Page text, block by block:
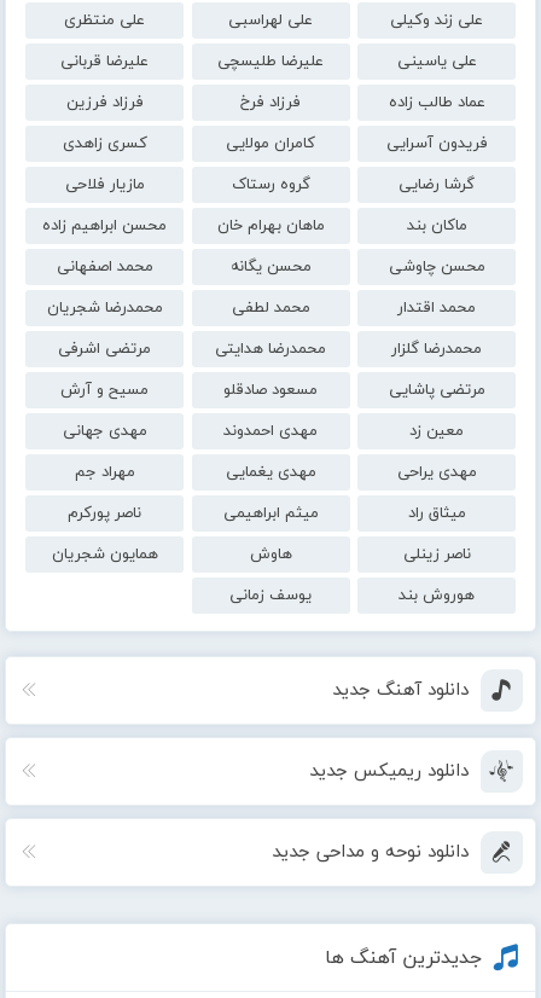
علی زند وکیلی
علی لهراسبی
علی منتظری
علی یاسینی
علیرضا طلیسچی
علیرضا قربانی
عماد طالب زاده
فرزاد فرخ
فرزاد فرزین
فریدون آسرایی
کامران مولایی
کسری زاهدی
گرشا رضایی
گروه رستاک
مازیار فلاحی
ماکان بند
ماهان بهرام خان
محسن ابراهیم زاده
محسن چاوشی
محسن یگانه
محمد اصفهانی
محمد اقتدار
محمد لطفی
محمدرضا شجریان
محمدرضا گلزار
محمدرضا هدایتی
مرتضی اشرفی
مرتضی پاشایی
مسعود صادقلو
مسیح و آرش
معین زد
مهدی احمدوند
مهدی جهانی
مهدی یراحی
مهدی یغمایی
مهراد جم
میثاق راد
میثم ابراهیمی
ناصر پورکرم
ناصر زینلی
هاوش
همایون شجریان
هوروش بند
یوسف زمانی
دانلود آهنگ جدید
دانلود ریمیکس جدید
دانلود نوحه و مداحی جدید
جدیدترین آهنگ ها